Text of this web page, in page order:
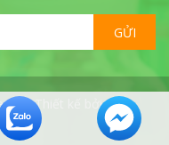
GỬI
Thiết kế bởi